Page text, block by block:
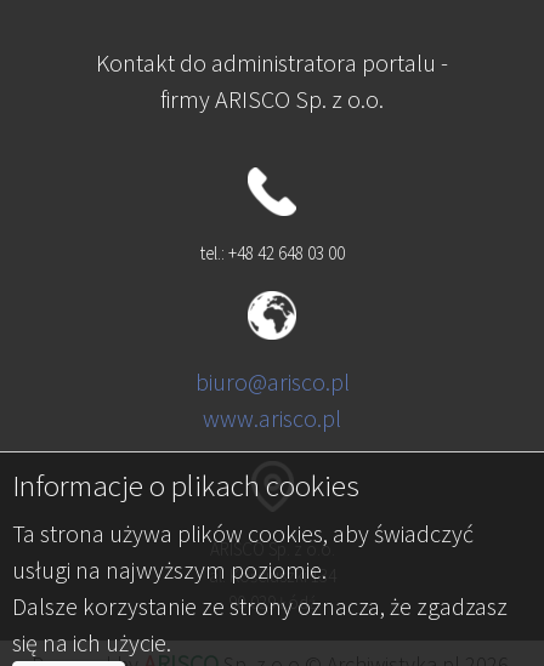
Informacje o plikach cookies
Ta strona używa plików cookies, aby świadczyć
usługi na najwyższym poziomie.
Dalsze korzystanie ze strony oznacza, że zgadzasz
się na ich użycie.
Kontakt do administratora portalu -
firmy ARISCO Sp. z o.o.
tel.: +48 42 648 03 00
biuro@arisco.pl
www.arisco.pl
ARISCO Sp. z o.o.
al. Kościuszki 134
90-029 Łódź